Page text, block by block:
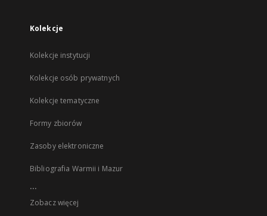
Kolekcje
Kolekcje instytucji
Kolekcje osób prywatnych
Kolekcje tematyczne
Formy zbiorów
Zasoby elektroniczne
Bibliografia Warmii i Mazur
...
Zobacz więcej